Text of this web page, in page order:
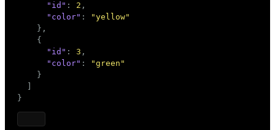
"id" : 2 ,
"color" :
"yellow"
} ,
{
"id" : 3 ,
"color" :
"green"
}
}